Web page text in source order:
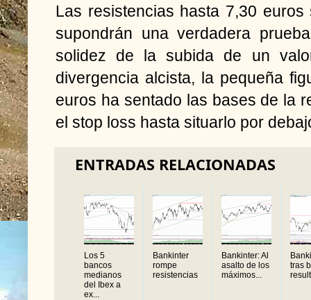
Las resistencias hasta 7,30
supondrán una verdadera
solidez de la subida de un
divergencia alcista, la pequeña
euros ha sentado las bases de la
el stop loss hasta situarlo por
ENTRADAS RELACIONADAS
Los 5
bancos
medianos
del Ibex a
ex...
Bankinter
rompe
resistencias
Bankinter: Al
asalto de los
máximos...
tras